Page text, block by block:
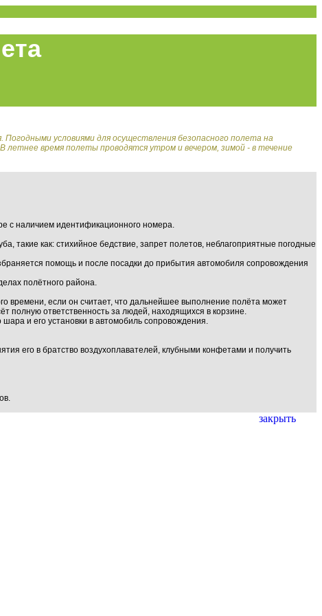
условиями для осуществления безопасного полета на
время полеты проводятся утром и вечером, зимой - в течение
с наличием идентификационного номера.
такие как: стихийное бедствие, запрет полетов, неблагоприятные погодные
помощь и после посадки до прибытия автомобиля сопровождения
полётного района.
времени, если он считает, что дальнейшее выполнение полёта может
полную ответственность за людей, находящихся в корзине.
и его установки в автомобиль сопровождения.
его в братство воздухоплавателей, клубными конфетами и получить
закрыть